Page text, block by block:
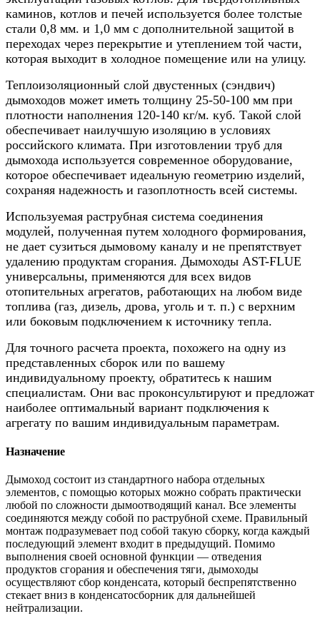
каминов, котлов и печей используется более толстые
стали 0,8 мм. и 1,0 мм с дополнительной защитой в
переходах через перекрытие и утеплением той части,
которая выходит в холодное помещение или на улицу.
Теплоизоляционный слой двустенных (сэндвич)
дымоходов может иметь толщину 25-50-100 мм при
плотности наполнения 120-140 кг/м. куб. Такой слой
обеспечивает наилучшую изоляцию в условиях
российского климата. При изготовлении труб для
дымохода используется современное оборудование,
которое обеспечивает идеальную геометрию изделий,
сохраняя надежность и газоплотность всей системы.
Используемая раструбная система соединения
модулей, полученная путем холодного формирования,
не дает сузиться дымовому каналу и не препятствует
удалению продуктам сгорания. Дымоходы AST-FLUE
универсальны, применяются для всех видов
отопительных агрегатов, работающих на любом виде
топлива (газ, дизель, дрова, уголь и т. п.) с верхним
или боковым подключением к источнику тепла.
Для точного расчета проекта, похожего на одну из
представленных сборок или по вашему
индивидуальному проекту, обратитесь к нашим
специалистам. Они вас проконсультируют и предложат
наиболее оптимальный вариант подключения к
агрегату по вашим индивидуальным параметрам.
Назначение
Дымоход состоит из стандартного набора отдельных
элементов, с помощью которых можно собрать практически
любой по сложности дымоотводящий канал. Все элементы
соединяются между собой по раструбной схеме. Правильный
монтаж подразумевает под собой такую сборку, когда каждый
последующий элемент входит в предыдущий. Помимо
выполнения своей основной функции — отведения
продуктов сгорания и обеспечения тяги, дымоходы
осуществляют сбор конденсата, который беспрепятственно
стекает вниз в конденсатосборник для дальнейшей
нейтрализации.